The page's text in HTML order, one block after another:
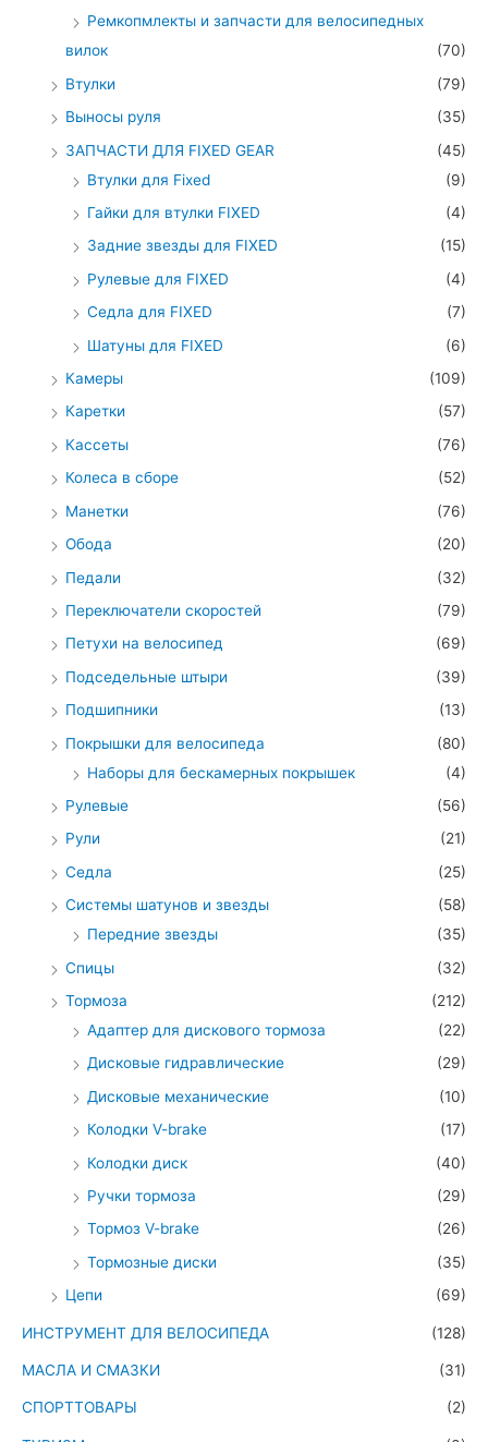
Ремкопмлекты и запчасти для велосипедных
вилок
(70)
Втулки
(79)
Выносы руля
(35)
ЗАПЧАСТИ ДЛЯ FIXED GEAR
(45)
Втулки для Fixed
(9)
Гайки для втулки FIXED
(4)
Задние звезды для FIXED
(15)
Рулевые для FIXED
(4)
Седла для FIXED
(7)
Шатуны для FIXED
(6)
Камеры
(109)
Каретки
(57)
Кассеты
(76)
Колеса в сборе
(52)
Манетки
(76)
Обода
(20)
Педали
(32)
Переключатели скоростей
(79)
Петухи на велосипед
(69)
Подседельные штыри
(39)
Подшипники
(13)
Покрышки для велосипеда
(80)
Наборы для бескамерных покрышек
(4)
Рулевые
(56)
Рули
(21)
Седла
(25)
Системы шатунов и звезды
(58)
Передние звезды
(35)
Спицы
(32)
Тормоза
(212)
Адаптер для дискового тормоза
(22)
Дисковые гидравлические
(29)
Дисковые механические
(10)
Колодки V-brake
(17)
Колодки диск
(40)
Ручки тормоза
(29)
Тормоз V-brake
(26)
Тормозные диски
(35)
Цепи
(69)
ИНСТРУМЕНТ ДЛЯ ВЕЛОСИПЕДА (128)
МАСЛА И СМАЗКИ (31)
СПОРТТОВАРЫ (2)